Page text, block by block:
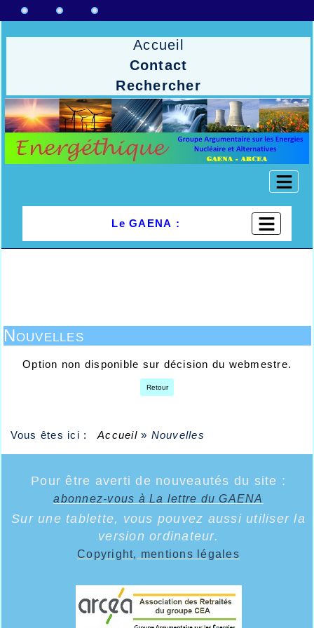
Accueil
Contact
Rechercher
Le GAENA :
Nouvelles
Option non disponible sur décision du webmestre.
Retour
Vous êtes ici : Accueil » Nouvelles
Pour être averti de nouveautés du site :
abonnez-vous à La lettre du GAENA
Sur une tablette, vous pouvez aussi utiliser la
version ordinateur.
Copyright, mentions légales